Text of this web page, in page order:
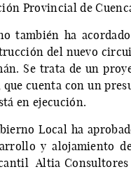
Provincial de
también ha
del nuevo
Se trata de un
cuenta con un
en ejecución.
Local ha
y alojamiento
Altia Consultores